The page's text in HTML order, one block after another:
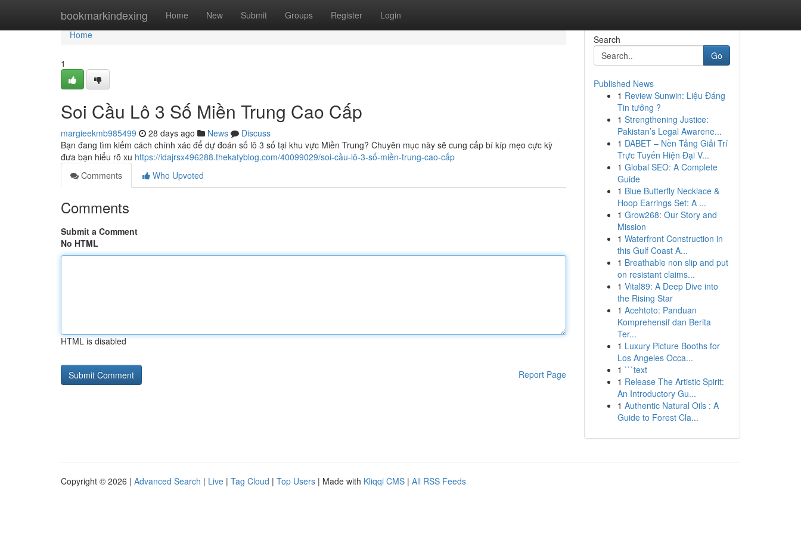
bookmarkindexing Home New Submit Groups Register Login
Home
Home
1
Soi Cầu Lô 3 Số Miền Trung Cao Cấp
margieekmb985499 28 days ago News
Discuss
Bạn đang tìm kiếm cách chính xác để dự đoán số lô 3 số tại khu vực Miền Trung? Chuyên mục này sẽ cung cấp bí kíp mẹo cực kỳ
đưa bạn hiểu rõ xu https://idajrsx496288.thekatyblog.com/40099029/soi-cầu-lô-3-số-miền-trung-cao-cấp
Comments
Who Upvoted
Comments
Submit a Comment
No HTML
HTML is disabled
Report Page
Search
Go
Published News
1 Review Sunwin: Liệu Đáng
Tin tưởng ?
1 Strengthening Justice:
Pakistan’s Legal Awarene...
1 DABET – Nền Tảng Giải Trí
Trực Tuyến Hiện Đại V...
1 Global SEO: A Complete
Guide
1 Blue Butterfly Necklace &
Hoop Earrings Set: A ...
1 Grow268: Our Story and
Mission
1 Waterfront Construction in
this Gulf Coast A...
1 Breathable non slip and put
on resistant claims...
1 Vital89: A Deep Dive into
the Rising Star
1 Acehtoto: Panduan
Komprehensif dan Berita
Ter...
1 Luxury Picture Booths for
Los Angeles Occa...
1 ```text
1 Release The Artistic Spirit:
An Introductory Gu...
1 Authentic Natural Oils : A
Guide to Forest Cla...
Copyright © 2026 | Advanced Search | Live | Tag Cloud | Top Users | Made with Kliqqi CMS | All RSS Feeds